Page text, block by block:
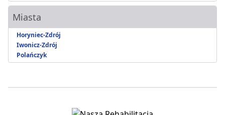
Miasta
Horyniec-Zdrój
Iwonicz-Zdrój
Polańczyk